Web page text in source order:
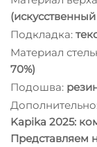
Подкладка:
Материал
70%)
Подошва:
Kapika 2025:
Представляем